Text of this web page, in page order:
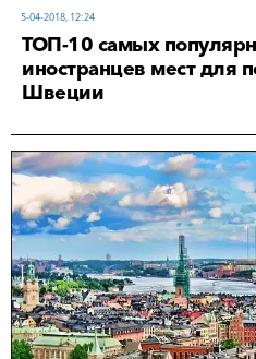
5-04-2018, 12:24
ТОП-10 самых
иностранцев мест для
Швеции